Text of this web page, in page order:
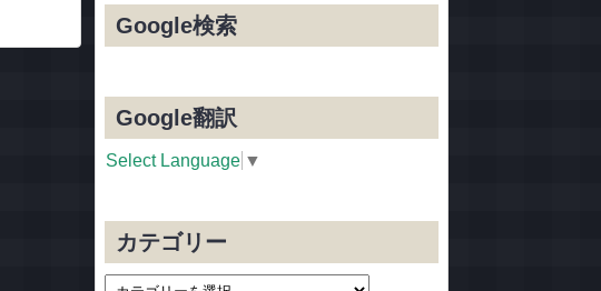
Google検索
Google翻訳
Select Language ▼
カテゴリー